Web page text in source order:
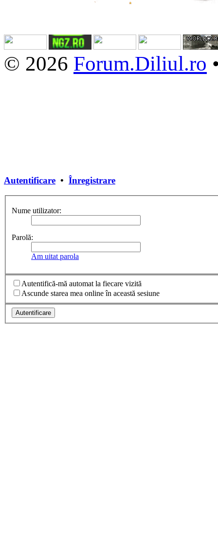
© 2026 Forum.Diliul.ro
Autentificare • Înregistrare
Nume utilizator:
Parolă:
Am uitat parola
Autentifică-mă automat la fiecare vizită
Ascunde starea mea online în această sesiune